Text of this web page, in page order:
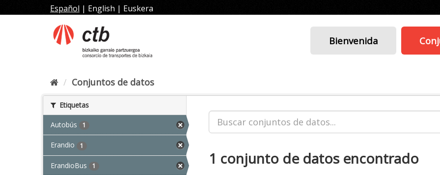
al
Español | English | Euskera
Bienvenida
Conjuntos de datos
Etiquetas
Autobús 1
Erandio 1
ErandioBus 1 1 conjunto de datos encontrado